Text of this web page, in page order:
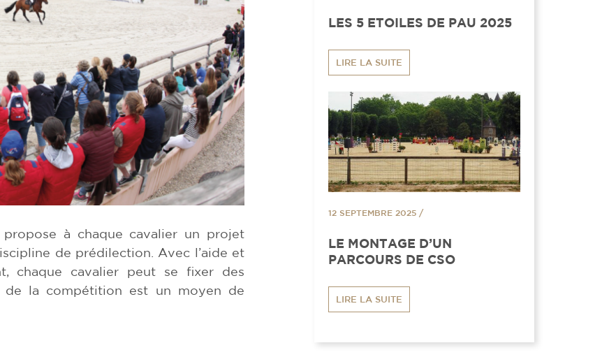
propose à chaque cavalier un projet
de prédilection. Avec l’aide et
chaque cavalier peut se fixer des
la compétition est un moyen de
LES 5 ETOILES DE PAU 2025
LIRE LA SUITE
12 SEPTEMBRE 2025 /
LE MONTAGE D’UN
PARCOURS DE CSO
LIRE LA SUITE